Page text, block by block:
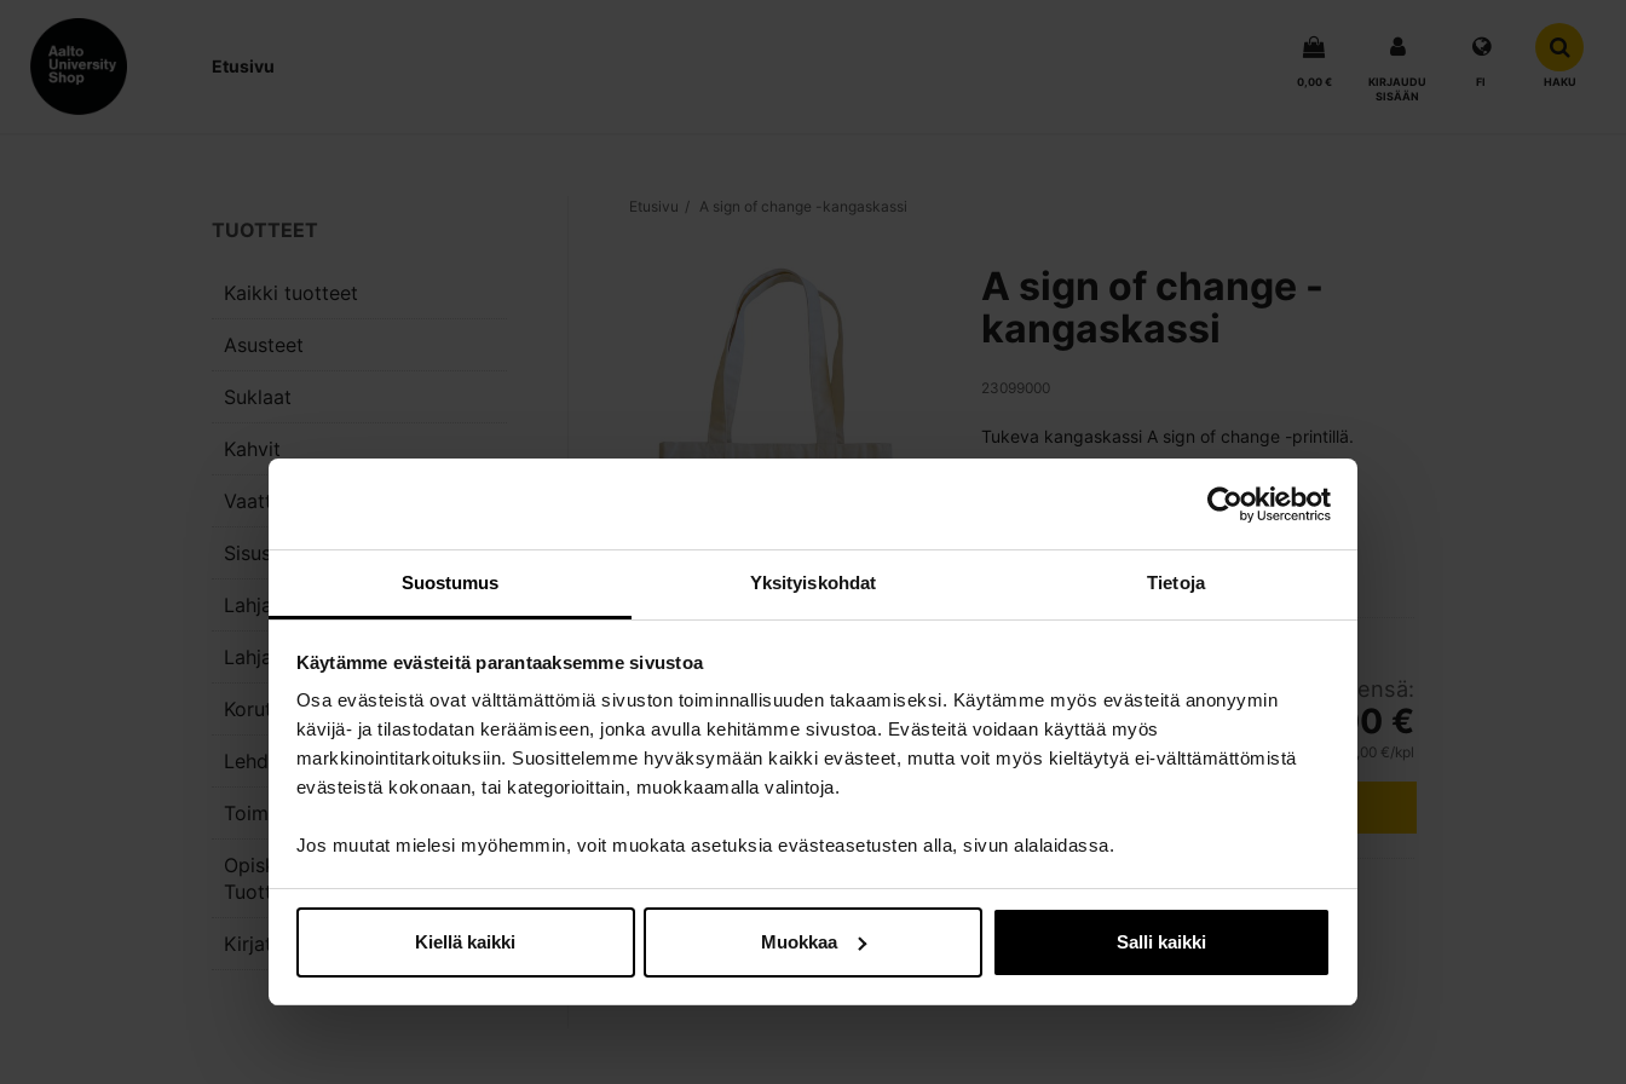
Suostumus Yksityiskohdat Tietoja
Käytämme evästeitä parantaaksemme sivustoa
Osa evästeistä ovat välttämättömiä sivuston toiminnallisuuden takaamiseksi. Käytämme myös evästeitä anonyymin
kävijä- ja tilastodatan keräämiseen, jonka avulla kehitämme sivustoa. Evästeitä voidaan käyttää myös
markkinointitarkoituksiin. Suosittelemme hyväksymään kaikki evästeet, mutta voit myös kieltäytyä ei-välttämättömistä
evästeistä kokonaan, tai kategorioittain, muokkaamalla valintoja.
Jos muutat mielesi myöhemmin, voit muokata asetuksia evästeasetusten alla, sivun alalaidassa.
Kiellä kaikki Muokkaa Salli kaikki
Etusivu
0,00 €
KIRJAUDU
SISÄÄN
FI HAKU
TUOTTEET
Kaikki tuotteet
Asusteet
Suklaat
Kahvit
Vaatteet
Sisustus
Lahjakortit
Lahjapakkaukset
Korut
Lehdet
Toimistotarvikkeet
Opiskelijoiden & Alumnien
Tuotteet
Kirjat
Etusivu A sign of change -kangaskassi
A sign of change -
kangaskassi
23099000
Tukeva kangaskassi A sign of change -printillä.
kierrätetty puuvilla 80 %, kierrätetty
kpl
Yhteensä:
18,00 €
18,00 €/kpl